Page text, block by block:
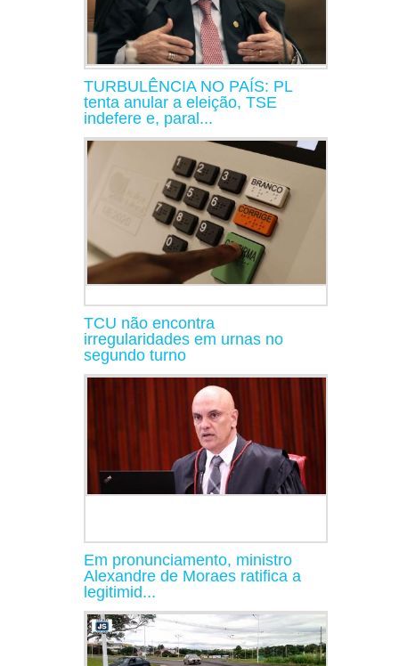
TURBULÊNCIA NO PAÍS: PL
tenta anular a eleição, TSE
indefere e, paral...
TCU não encontra
irregularidades em urnas no
segundo turno
Em pronunciamento, ministro
Alexandre de Moraes ratifica a
legitimid...